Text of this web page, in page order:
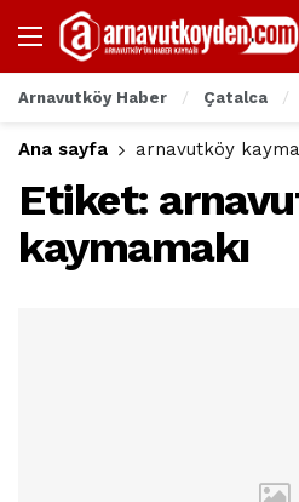
Arnavutköy Haber Çatalca
Ana sayfa arnavutköy
Etiket:
kaymamakı